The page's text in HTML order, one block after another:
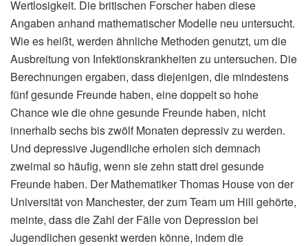
Wertlosigkeit. Die britischen Forscher haben diese
Angaben anhand mathematischer Modelle neu untersucht.
Wie es heißt, werden ähnliche Methoden genutzt, um die
Ausbreitung von Infektionskrankheiten zu untersuchen. Die
Berechnungen ergaben, dass diejenigen, die mindestens
fünf gesunde Freunde haben, eine doppelt so hohe
Chance wie die ohne gesunde Freunde haben, nicht
innerhalb sechs bis zwölf Monaten depressiv zu werden.
Und depressive Jugendliche erholen sich demnach
zweimal so häufig, wenn sie zehn statt drei gesunde
Freunde haben. Der Mathematiker Thomas House von der
Universität von Manchester, der zum Team um Hill gehörte,
meinte, dass die Zahl der Fälle von Depression bei
Jugendlichen gesenkt werden könne, indem die